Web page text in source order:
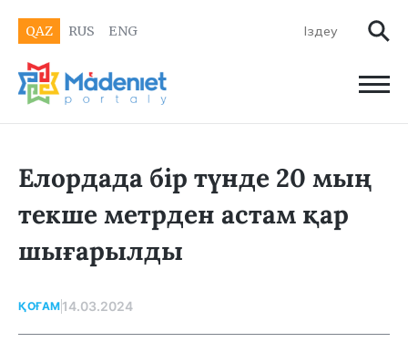
QAZ RUS ENG
Елордада бір түнде 20 мың
текше метрден астам қар
шығарылды
ҚОҒАМ 14.03.2024